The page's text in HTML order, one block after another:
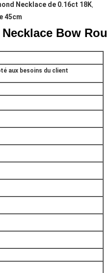
Necklace de 0.16ct 18K,
45cm
Bow
aux besoins du client